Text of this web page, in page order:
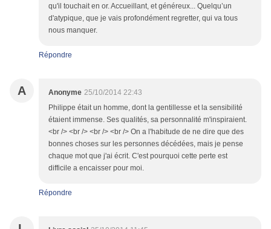
qu'il touchait en or. Accueillant, et généreux... Quelqu’un
d'atypique, que je vais profondément regretter, qui va tous
nous manquer.
Répondre
A Anonyme 25/10/2014 22:43
Philippe était un homme, dont la gentillesse et la sensibilité
étaient immense. Ses qualités, sa personnalité m'inspiraient.
<br /> <br /> <br /> <br /> On a l'habitude de ne dire que des
bonnes choses sur les personnes décédées, mais je pense
chaque mot que j'ai écrit. C'est pourquoi cette perte est
difficile a encaisser pour moi.
Répondre